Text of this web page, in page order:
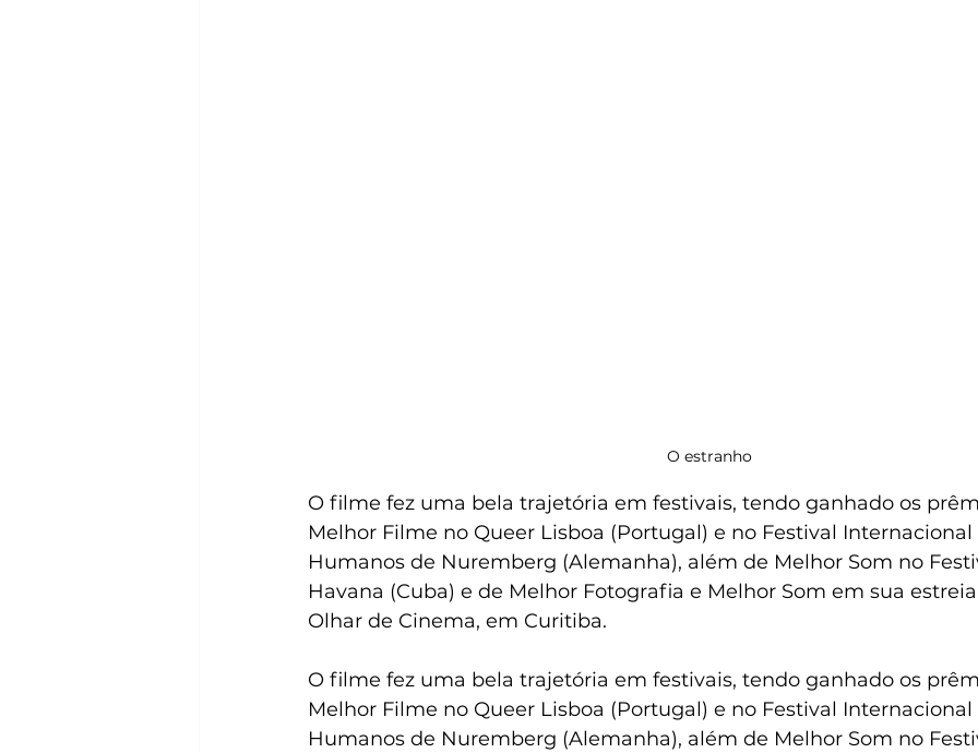
O estranho
O filme fez uma bela trajetória em festivais, tendo ganhado os
Melhor Filme no Queer Lisboa (Portugal) e no Festival
Humanos de Nuremberg (Alemanha), além de Melhor Som no
Havana (Cuba) e de Melhor Fotografia e Melhor Som em sua
Olhar de Cinema, em Curitiba.
O filme fez uma bela trajetória em festivais, tendo ganhado os
Melhor Filme no Queer Lisboa (Portugal) e no Festival
Humanos de Nuremberg (Alemanha), além de Melhor Som no